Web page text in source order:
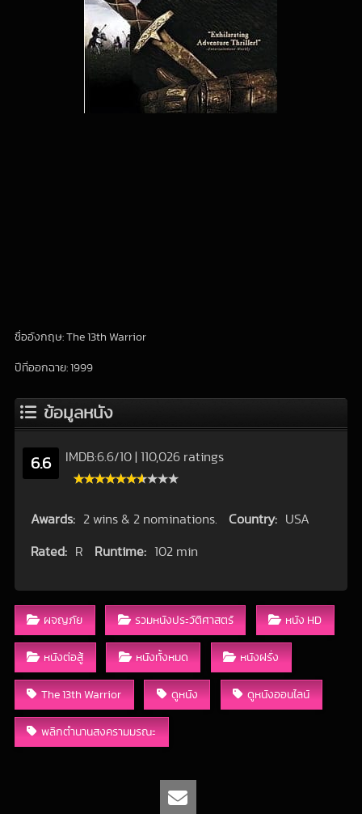
ชื่ออังกฤษ: The 13th Warrior
ปีที่ออกฉาย: 1999
ข้อมูลหนัง
6.6 IMDB:6.6/10 | 110,026 ratings
Awards: 2 wins & 2 nominations. Country: USA
Rated: R Runtime: 102 min
ผจญภัย รวมหนังประวัติศาสตร์ หนัง HD
หนังต่อสู้ หนังทั้งหมด หนังฝรั่ง
The 13th Warrior ดูหนัง ดูหนังออนไลน์
พลิกตำนานสงครามมรณะ